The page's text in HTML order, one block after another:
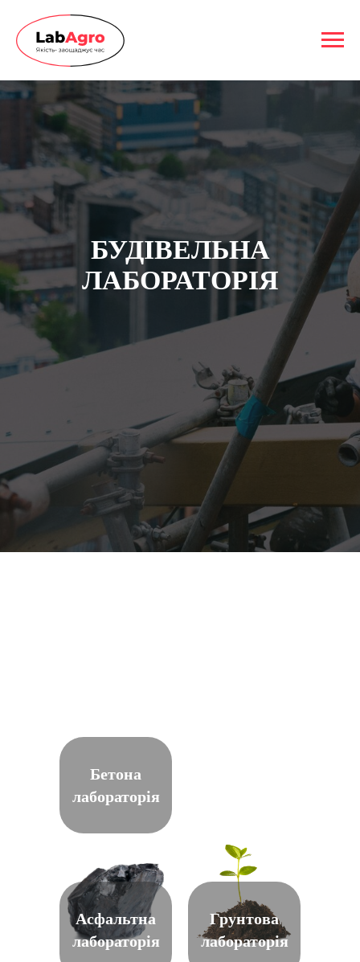
БУДIВЕЛЬНА
ЛАБОРАТОРIЯ
Бетона
лабораторія
Асфальтна
лабораторія
Грунтова
лабораторія